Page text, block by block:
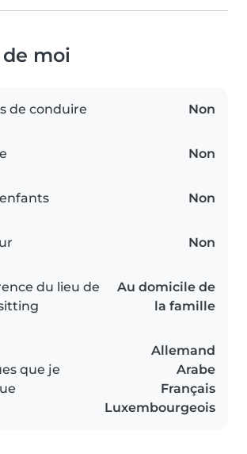
moi
de conduire Non
Non
Non
Non
du lieu de
Au domicile de
la famille
que je
Allemand
Arabe
Français
Luxembourgeois